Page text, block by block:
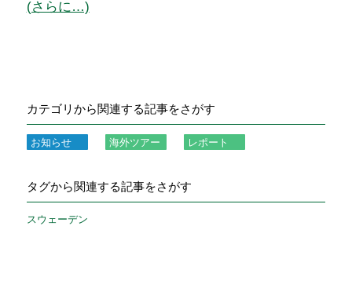
(さらに…)
カテゴリから関連する記事をさがす
お知らせ 海外ツアー レポート
タグから関連する記事をさがす
スウェーデン